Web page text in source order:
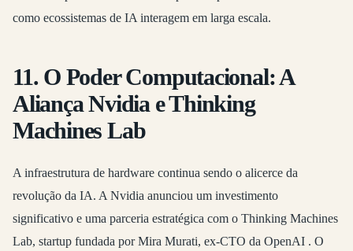
como ecossistemas de IA interagem em larga escala.
11. O Poder Computacional: A
Aliança Nvidia e Thinking
Machines Lab
A infraestrutura de hardware continua sendo o alicerce da
revolução da IA. A Nvidia anunciou um investimento
significativo e uma parceria estratégica com o Thinking Machines
Lab, startup fundada por Mira Murati, ex-CTO da OpenAI . O